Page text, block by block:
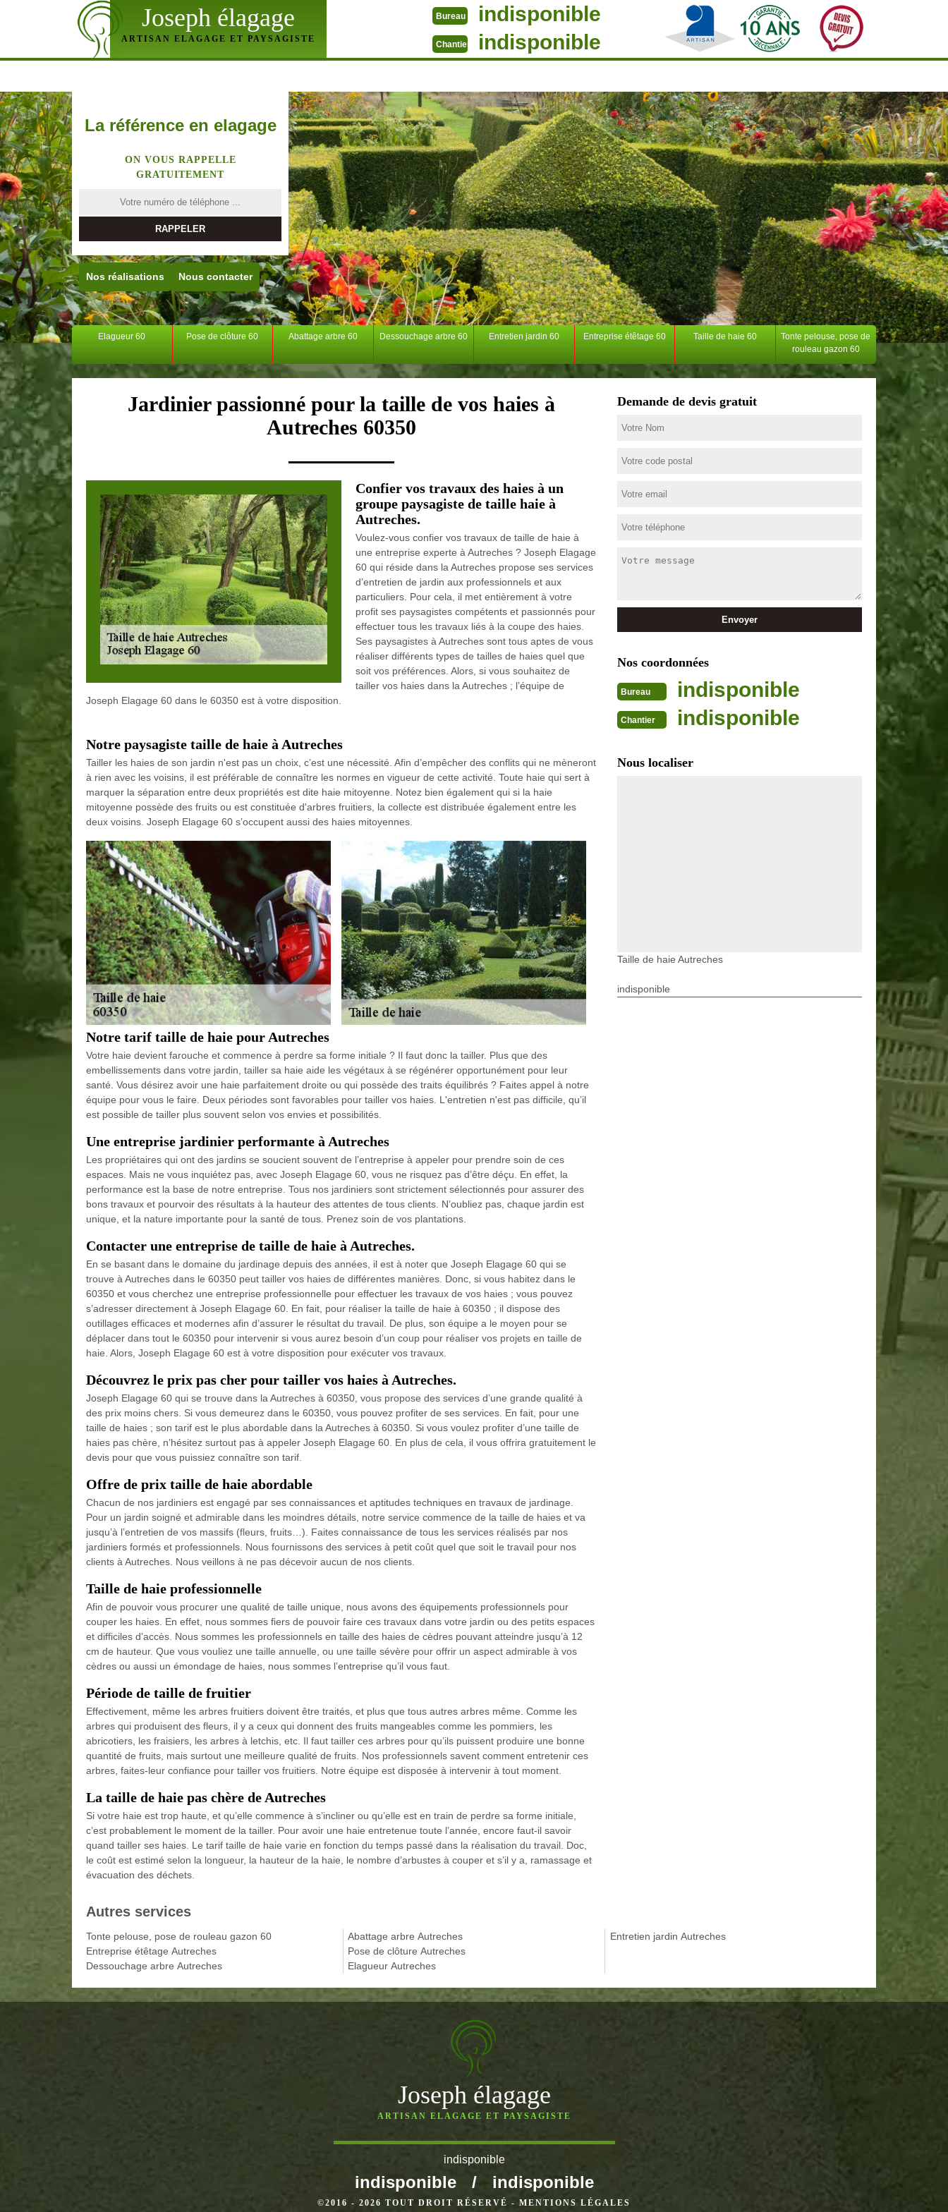
Joseph élagage
ARTISAN ELAGAGE ET PAYSAGISTE
Bureau indisponible
Chantier indisponible
La référence en elagage
ON VOUS RAPPELLE
GRATUITEMENT
Nos réalisations Nous contacter
Elagueur 60 Pose de clôture 60 Abattage arbre 60 Dessouchage arbre 60 Entretien jardin 60 Entreprise étêtage 60 Taille de haie 60
Tonte pelouse, pose de
rouleau gazon 60
Jardinier passionné pour la taille de vos haies à
Autreches 60350
Confier vos travaux des haies à un
groupe paysagiste de taille haie à
Autreches.
Voulez-vous confier vos travaux de taille de haie à
une entreprise experte à Autreches ? Joseph Elagage
60 qui réside dans la Autreches propose ses services
d’entretien de jardin aux professionnels et aux
particuliers. Pour cela, il met entièrement à votre
profit ses paysagistes compétents et passionnés pour
effectuer tous les travaux liés à la coupe des haies.
Ses paysagistes à Autreches sont tous aptes de vous
réaliser différents types de tailles de haies quel que
soit vos préférences. Alors, si vous souhaitez de
tailler vos haies dans la Autreches ; l’équipe de
Joseph Elagage 60 dans le 60350 est à votre disposition.
Notre paysagiste taille de haie à Autreches
Tailler les haies de son jardin n'est pas un choix, c’est une nécessité. Afin d’empêcher des conflits qui ne mèneront
à rien avec les voisins, il est préférable de connaître les normes en vigueur de cette activité. Toute haie qui sert à
marquer la séparation entre deux propriétés est dite haie mitoyenne. Notez bien également qui si la haie
mitoyenne possède des fruits ou est constituée d'arbres fruitiers, la collecte est distribuée également entre les
deux voisins. Joseph Elagage 60 s’occupent aussi des haies mitoyennes.
Notre tarif taille de haie pour Autreches
Votre haie devient farouche et commence à perdre sa forme initiale ? Il faut donc la tailler. Plus que des
embellissements dans votre jardin, tailler sa haie aide les végétaux à se régénérer opportunément pour leur
santé. Vous désirez avoir une haie parfaitement droite ou qui possède des traits équilibrés ? Faites appel à notre
équipe pour vous le faire. Deux périodes sont favorables pour tailler vos haies. L'entretien n'est pas difficile, qu’il
est possible de tailler plus souvent selon vos envies et possibilités.
Une entreprise jardinier performante à Autreches
Les propriétaires qui ont des jardins se soucient souvent de l’entreprise à appeler pour prendre soin de ces
espaces. Mais ne vous inquiétez pas, avec Joseph Elagage 60, vous ne risquez pas d’être déçu. En effet, la
performance est la base de notre entreprise. Tous nos jardiniers sont strictement sélectionnés pour assurer des
bons travaux et pourvoir des résultats à la hauteur des attentes de tous clients. N’oubliez pas, chaque jardin est
unique, et la nature importante pour la santé de tous. Prenez soin de vos plantations.
Contacter une entreprise de taille de haie à Autreches.
En se basant dans le domaine du jardinage depuis des années, il est à noter que Joseph Elagage 60 qui se
trouve à Autreches dans le 60350 peut tailler vos haies de différentes manières. Donc, si vous habitez dans le
60350 et vous cherchez une entreprise professionnelle pour effectuer les travaux de vos haies ; vous pouvez
s’adresser directement à Joseph Elagage 60. En fait, pour réaliser la taille de haie à 60350 ; il dispose des
outillages efficaces et modernes afin d’assurer le résultat du travail. De plus, son équipe a le moyen pour se
déplacer dans tout le 60350 pour intervenir si vous aurez besoin d’un coup pour réaliser vos projets en taille de
haie. Alors, Joseph Elagage 60 est à votre disposition pour exécuter vos travaux.
Découvrez le prix pas cher pour tailler vos haies à Autreches.
Joseph Elagage 60 qui se trouve dans la Autreches à 60350, vous propose des services d’une grande qualité à
des prix moins chers. Si vous demeurez dans le 60350, vous pouvez profiter de ses services. En fait, pour une
taille de haies ; son tarif est le plus abordable dans la Autreches à 60350. Si vous voulez profiter d’une taille de
haies pas chère, n’hésitez surtout pas à appeler Joseph Elagage 60. En plus de cela, il vous offrira gratuitement le
devis pour que vous puissiez connaître son tarif.
Offre de prix taille de haie abordable
Chacun de nos jardiniers est engagé par ses connaissances et aptitudes techniques en travaux de jardinage.
Pour un jardin soigné et admirable dans les moindres détails, notre service commence de la taille de haies et va
jusqu’à l’entretien de vos massifs (fleurs, fruits…). Faites connaissance de tous les services réalisés par nos
jardiniers formés et professionnels. Nous fournissons des services à petit coût quel que soit le travail pour nos
clients à Autreches. Nous veillons à ne pas décevoir aucun de nos clients.
Taille de haie professionnelle
Afin de pouvoir vous procurer une qualité de taille unique, nous avons des équipements professionnels pour
couper les haies. En effet, nous sommes fiers de pouvoir faire ces travaux dans votre jardin ou des petits espaces
et difficiles d’accès. Nous sommes les professionnels en taille des haies de cèdres pouvant atteindre jusqu’à 12
cm de hauteur. Que vous vouliez une taille annuelle, ou une taille sévère pour offrir un aspect admirable à vos
cèdres ou aussi un émondage de haies, nous sommes l’entreprise qu’il vous faut.
Période de taille de fruitier
Effectivement, même les arbres fruitiers doivent être traités, et plus que tous autres arbres même. Comme les
arbres qui produisent des fleurs, il y a ceux qui donnent des fruits mangeables comme les pommiers, les
abricotiers, les fraisiers, les arbres à letchis, etc. Il faut tailler ces arbres pour qu’ils puissent produire une bonne
quantité de fruits, mais surtout une meilleure qualité de fruits. Nos professionnels savent comment entretenir ces
arbres, faites-leur confiance pour tailler vos fruitiers. Notre équipe est disposée à intervenir à tout moment.
La taille de haie pas chère de Autreches
Si votre haie est trop haute, et qu’elle commence à s’incliner ou qu’elle est en train de perdre sa forme initiale,
c’est probablement le moment de la tailler. Pour avoir une haie entretenue toute l’année, encore faut-il savoir
quand tailler ses haies. Le tarif taille de haie varie en fonction du temps passé dans la réalisation du travail. Doc,
le coût est estimé selon la longueur, la hauteur de la haie, le nombre d’arbustes à couper et s’il y a, ramassage et
évacuation des déchets.
Demande de devis gratuit
Nos coordonnées
Bureau indisponible
Chantier indisponible
Nous localiser
Taille de haie Autreches
indisponible
Autres services
Tonte pelouse, pose de rouleau gazon 60
Entreprise étêtage Autreches
Dessouchage arbre Autreches
Abattage arbre Autreches
Pose de clôture Autreches
Elagueur Autreches
Entretien jardin Autreches
Joseph élagage
ARTISAN ELAGAGE ET PAYSAGISTE
indisponible
indisponible / indisponible
©2016 - 2026 TOUT DROIT RÉSERVÉ - MENTIONS LÉGALES